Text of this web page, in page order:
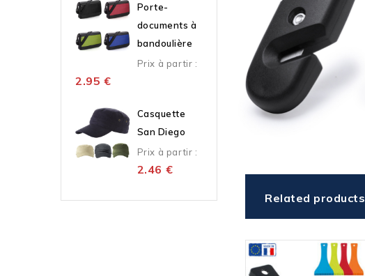
Related products
Porte-
documents à
bandoulière
Prix à partir :
2.95 €
Casquette
San Diego
Prix à partir :
2.46 €